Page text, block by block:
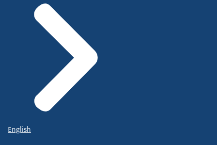
English